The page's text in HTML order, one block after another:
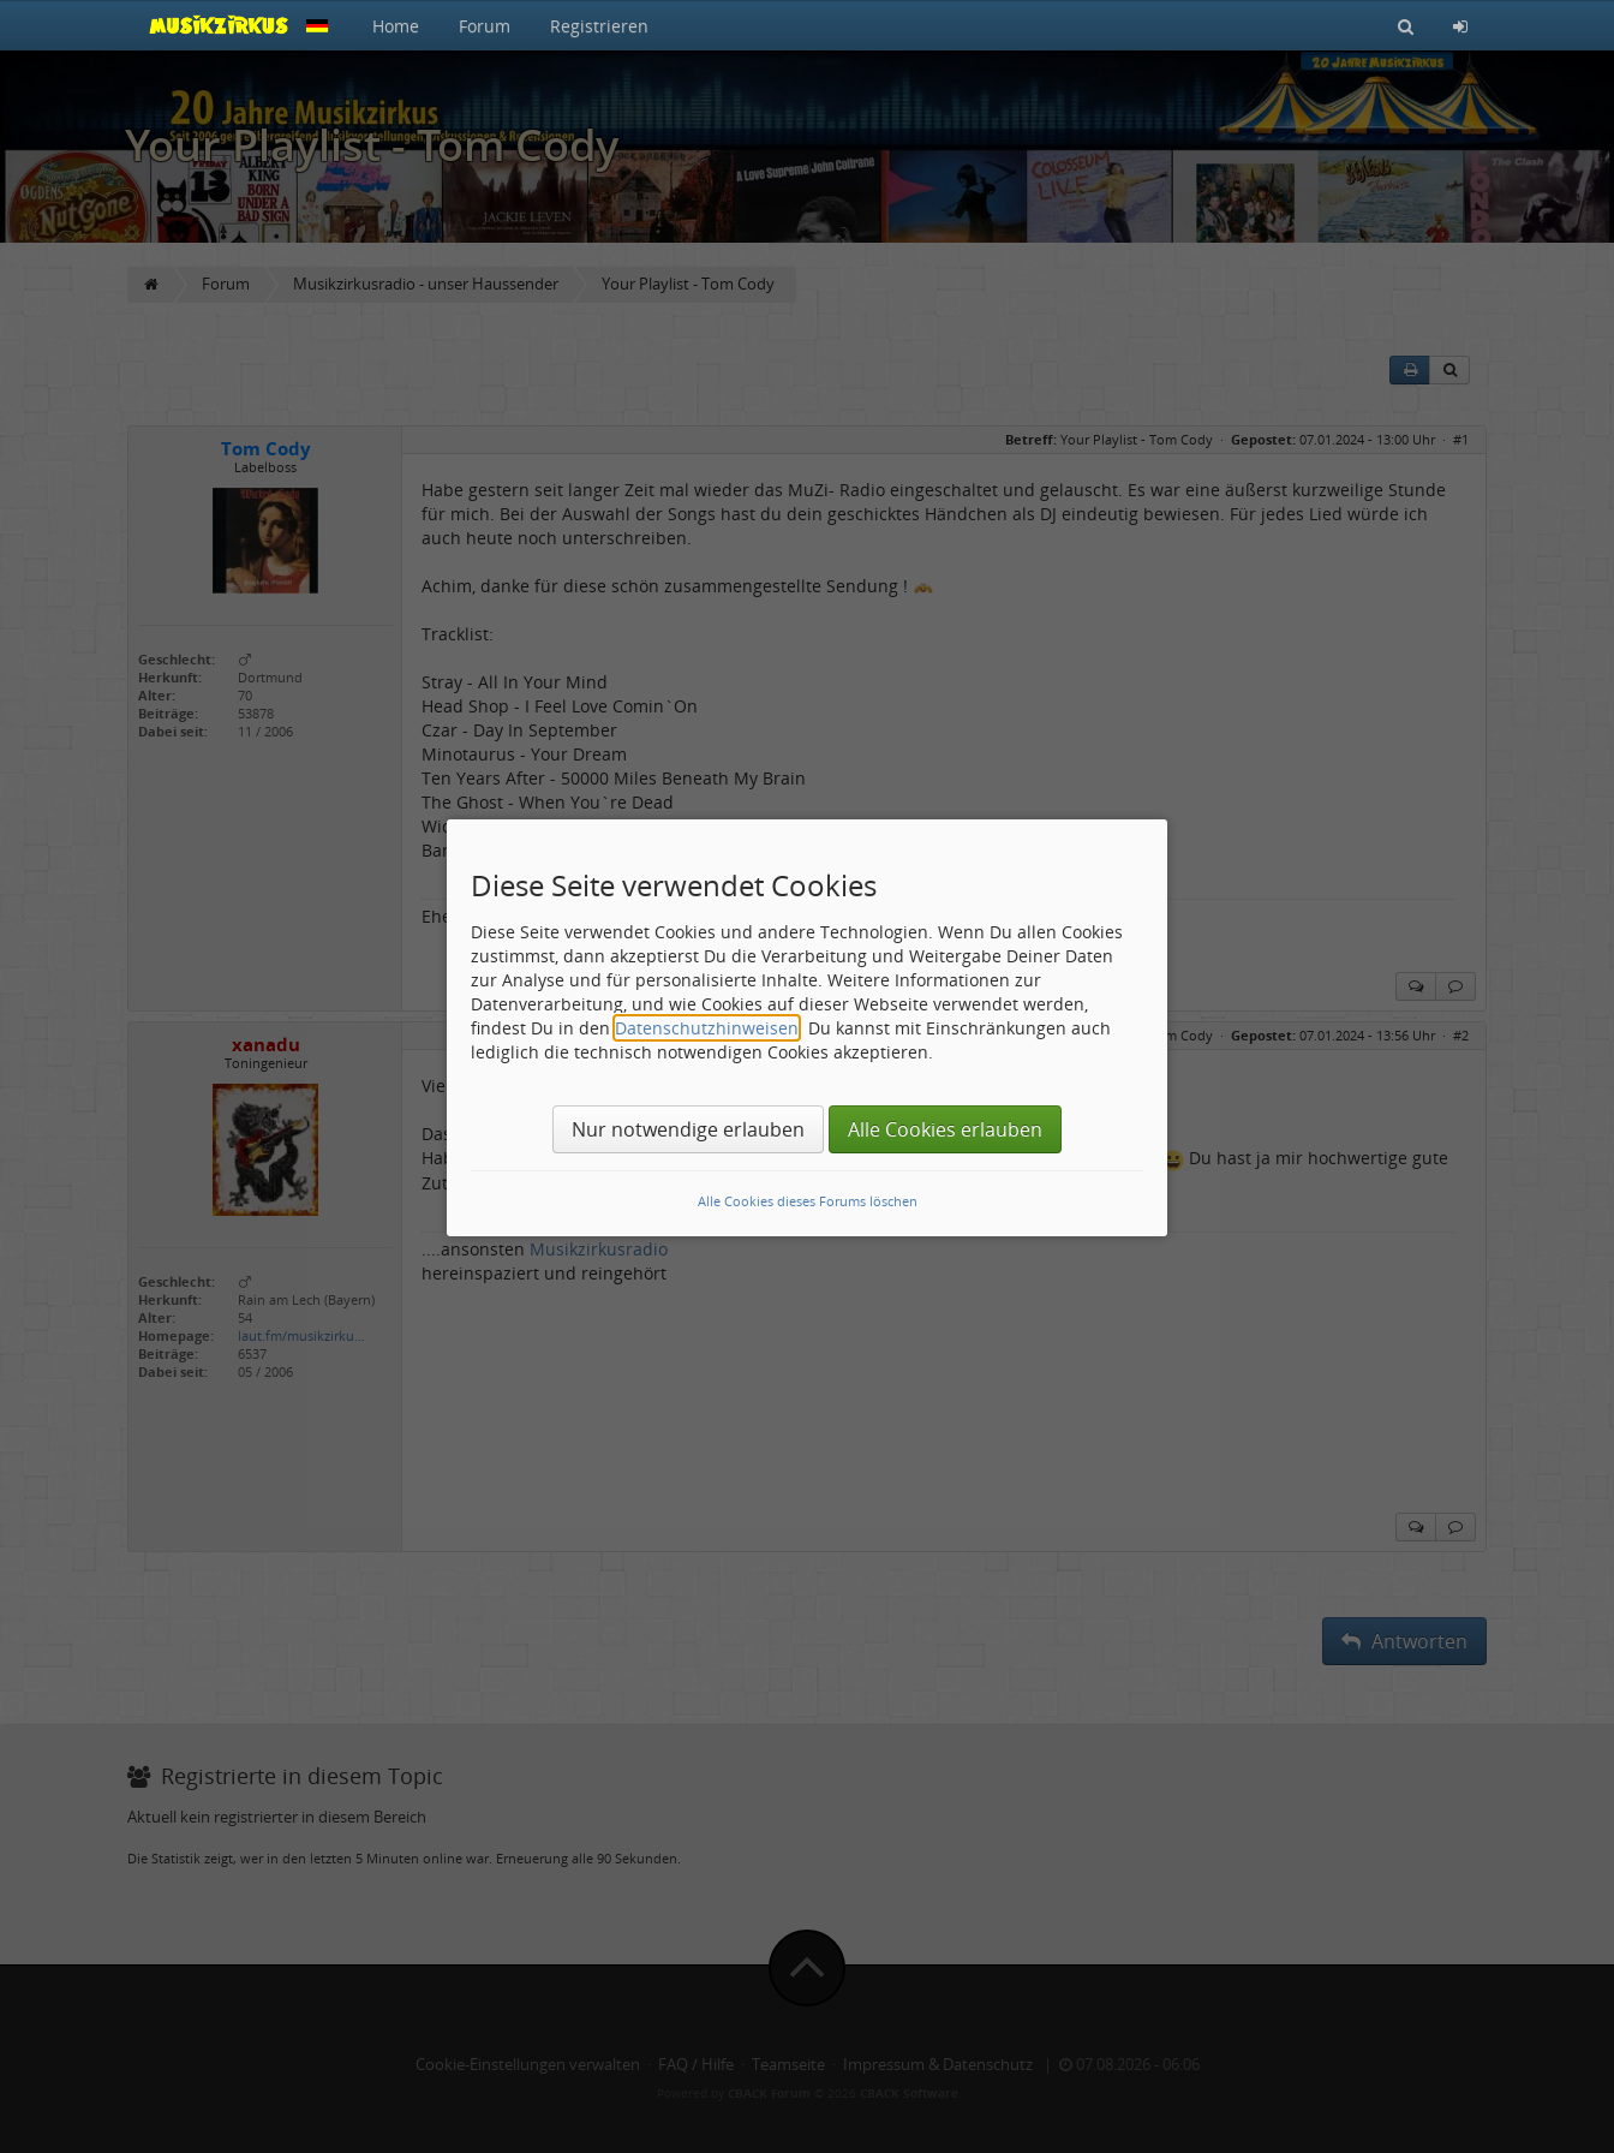
Home Forum Registrieren
Your Playlist - Tom Cody
Forum Musikzirkusradio - unser Haussender Your Playlist - Tom Cody
Tom Cody
Labelboss
Geschlecht:
Herkunft:
Dortmund
Alter:
70
Beiträge:
53878
Dabei seit:
11 / 2006
Betreff: Your Playlist - Tom Cody · Gepostet: 07.01.2024 - 13:00 Uhr · #1
Habe gestern seit langer Zeit mal wieder das MuZi- Radio eingeschaltet und gelauscht. Es war eine äußerst kurzweilige Stunde
für mich. Bei der Auswahl der Songs hast du dein geschicktes Händchen als DJ eindeutig bewiesen. Für jedes Lied würde ich
auch heute noch unterschreiben.
Achim, danke für diese schön zusammengestellte Sendung !
Tracklist:
Stray - All In Your Mind
Head Shop - I Feel Love Comin`On
Czar - Day In September
Minotaurus - Your Dream
Ten Years After - 50000 Miles Beneath My Brain
The Ghost - When You`re Dead
Wicked Lady - Sin City
Barnabus - Resolute
Ehe der Hahn zweimal kräht......
xanadu
Toningenieur
Geschlecht:
Herkunft:
Rain am Lech (Bayern)
Alter:
54
Homepage:
laut.fm/musikzirku…
Beiträge:
6537
Dabei seit:
05 / 2006
Betreff: Re: Your Playlist - Tom Cody · Gepostet: 07.01.2024 - 13:56 Uhr · #2
Vielen Dank Tom Cody
Das mach ich allzu gerne, Songs zur einer Einheit zusammen zuschmieden
Hab auch bei seiner Sendung nebenbei mit gelauscht und mir gefallen diese Songs eh gut.
Du hast ja mir hochwertige gute
Zutaten gegeben
....ansonsten Musikzirkusradio
hereinspaziert und reingehört
Antworten
Registrierte in diesem Topic
Aktuell kein registrierter in diesem Bereich
Die Statistik zeigt, wer in den letzten 5 Minuten online war. Erneuerung alle 90 Sekunden.
Cookie-Einstellungen verwalten FAQ / Hilfe Teamseite Impressum & Datenschutz 07.08.2026 - 06:06
Diese Seite verwendet Cookies
Diese Seite verwendet Cookies und andere Technologien. Wenn Du allen Cookies
zustimmst, dann akzeptierst Du die Verarbeitung und Weitergabe Deiner Daten
zur Analyse und für personalisierte Inhalte. Weitere Informationen zur
Datenverarbeitung, und wie Cookies auf dieser Webseite verwendet werden,
findest Du in den Datenschutzhinweisen . Du kannst mit Einschränkungen auch
lediglich die technisch notwendigen Cookies akzeptieren.
Nur notwendige erlauben Alle Cookies erlauben
Alle Cookies dieses Forums löschen